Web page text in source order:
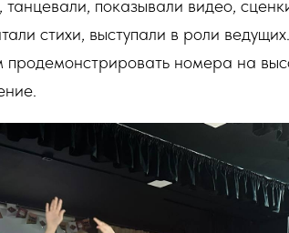
показывали видео,
стихи, выступали в роли
продемонстрировать номера на